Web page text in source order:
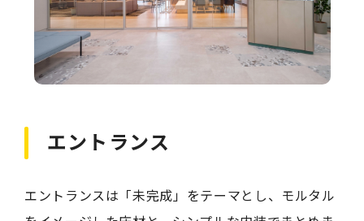
エントランス
エントランスは「未完成」をテーマとし、モルタル